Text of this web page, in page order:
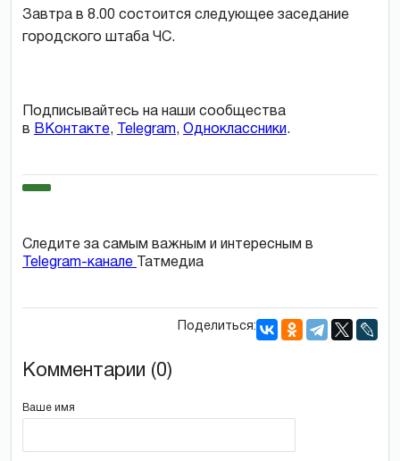
Завтра в 8.00 состоится следующее заседание
городского штаба ЧС.
Подписывайтесь на наши сообщества
в ВКонтакте, Telegram, Одноклассники.
Следите за самым важным и интересным в
Telegram-канале
Татмедиа
Поделиться:
Комментарии (0)
Ваше имя